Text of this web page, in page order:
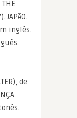
JAPÃO.
inglês.
de